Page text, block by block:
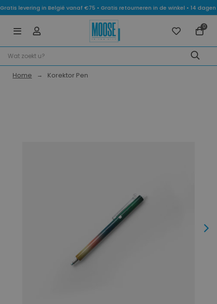
Gratis levering in België vanaf €75 • Gratis retourneren in de winkel • 14
0
Home Korektor Pen
Next